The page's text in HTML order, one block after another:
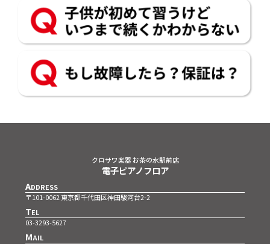
クロサワ楽器 お茶の水駅前店
電子ピアノフロア
ADDRESS
〒101-0062 東京都千代田区神田駿河台2-2
TEL
03-3293-5627
MAIL